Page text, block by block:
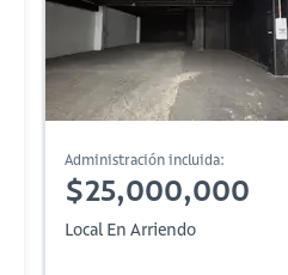
Administración incluida:
$25,000,000
Local En Arriendo